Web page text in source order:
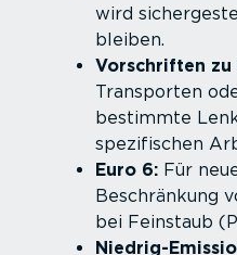
wird
bleiben.
Vorschriften
Transporten
bestimmte
spe­zi­fi­schen
Euro 6: Für
Beschränkung
bei Feinstaub
Niedri­g-